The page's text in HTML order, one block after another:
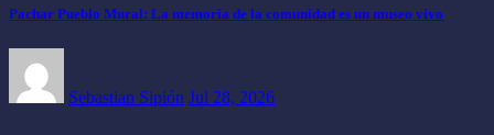
Pachar Pueblo Mural: La memoria de la comunidad es un museo vivo
Sebastian Sipión Jul 28, 2026